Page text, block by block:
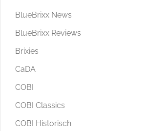
BlueBrixx News
BlueBrixx Reviews
Brixies
CaDA
COBI
COBI Classics
COBI Historisch